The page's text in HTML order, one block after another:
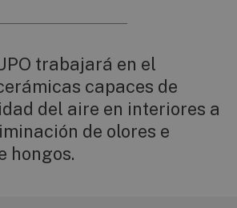
trabajará en el
capaces de
del aire en interiores a
de olores e
hongos.